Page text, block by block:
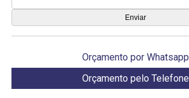
Orçamento por Whatsapp
Orçamento pelo Telefone